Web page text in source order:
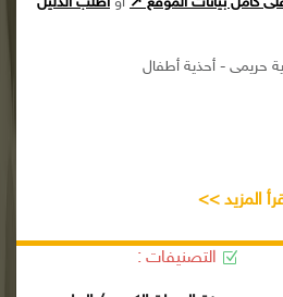
حريمى - أحذية أطفال
المزيد >>
التصنيفات :